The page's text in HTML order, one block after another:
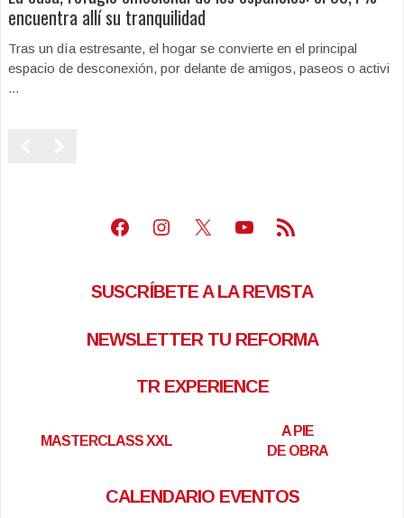
encuentra allí su tranquilidad
Tras un día estresante, el hogar se convierte en el principal
espacio de desconexión, por delante de amigos, paseos o activi
...
Facebook
Instagram
X Youtube
Feed RSS
SUSCRÍBETE A LA REVISTA
NEWSLETTER TU REFORMA
TR EXPERIENCE
MASTERCLASS XXL
A PIE
DE OBRA
CALENDARIO EVENTOS